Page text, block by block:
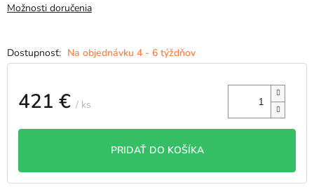
Na objednávku 4 - 6 týždňov
Možnosti doručenia
421 € / ks
PRIDAŤ DO KOŠÍKA